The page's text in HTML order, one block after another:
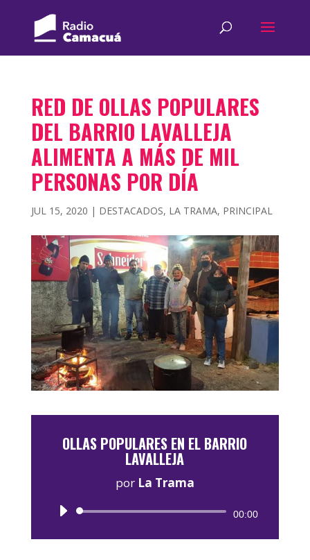
RED DE OLLAS POPULARES
DEL BARRIO LAVALLEJA
ALIMENTA A MÁS DE MIL
PERSONAS POR DÍA
JUL 15, 2020 | DESTACADOS, LA TRAMA, PRINCIPAL
OLLAS POPULARES EN EL BARRIO
LAVALLEJA
por La Trama
Reproductor
00:00